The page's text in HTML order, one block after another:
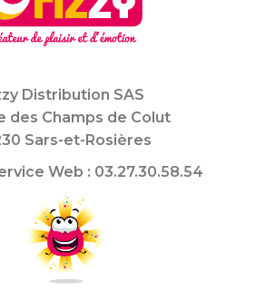
Distribution SAS
des Champs de Colut
Sars-et-Rosières
Web : 03.27.30.58.54